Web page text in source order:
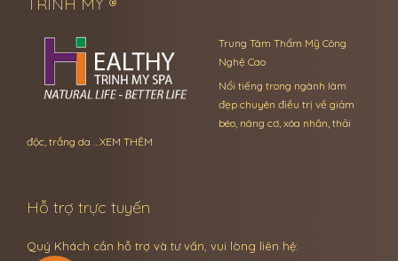
TRINH MỸ ®
Trung Tâm Thẩm Mỹ Công
Nghệ Cao
Nổi tiếng trong ngành làm
đẹp chuyên điều trị về giảm
béo, nâng cơ, xóa nhăn, thải
độc, trắng da …XEM THÊM
Hỗ trợ trực tuyến
Quý Khách cần hỗ trợ và tư vấn, vui lòng liên hệ: